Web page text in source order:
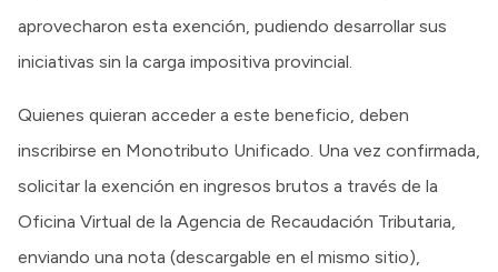
aprovecharon esta exención, pudiendo desarrollar sus
iniciativas sin la carga impositiva provincial.
Quienes quieran acceder a este beneficio, deben
inscribirse en Monotributo Unificado. Una vez confirmada,
solicitar la exención en ingresos brutos a través de la
Oficina Virtual de la Agencia de Recaudación Tributaria,
enviando una nota (descargable en el mismo sitio),